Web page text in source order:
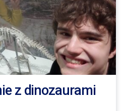
z dinozaurami